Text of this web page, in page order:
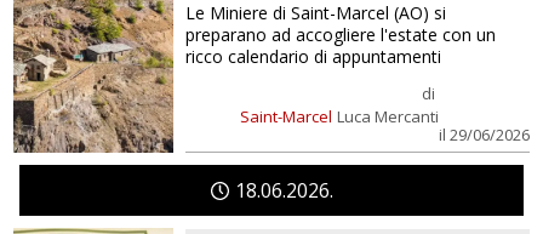
Saint-Marcel
di
Luca Mercanti
il 29/06/2026
Le Miniere di Saint-Marcel (AO) si
preparano ad accogliere l'estate con un
ricco calendario di appuntamenti
1806 2026